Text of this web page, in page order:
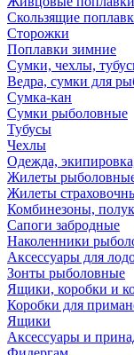
Скользящие
Сторожки
Поплавки зимние
Сумки, чехлы,
Ведра, сумки для
Сумка-кан
Сумки рыболовные
Тубусы
Чехлы
Одежда,
Жилеты
Жилеты
Комбинезоны,
Сапоги забродные
Наколенники
Аксессуары для
Зонты рыболовные
Ящики, коробки и
Коробки для
Ящики
Аксессуары и